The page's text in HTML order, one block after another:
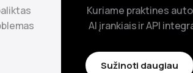
Kuriame praktines
AI įrankiais ir API
Sužinoti daugiau